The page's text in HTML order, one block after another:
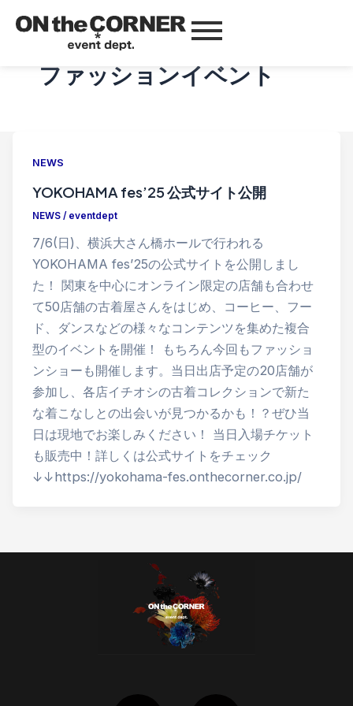
ファッションイベント
NEWS
YOKOHAMA fes’25 公式サイト公開
NEWS / eventdept
7/6(日)、横浜大さん橋ホールで行われる
YOKOHAMA fes’25の公式サイトを公開しまし
た！ 関東を中心にオンライン限定の店舗も合わせ
て50店舗の古着屋さんをはじめ、コーヒー、フー
ド、ダンスなどの様々なコンテンツを集めた複合
型のイベントを開催！ もちろん今回もファッショ
ンショーも開催します。当日出店予定の20店舗が
参加し、各店イチオシの古着コレクションで新た
な着こなしとの出会いが見つかるかも！？ぜひ当
日は現地でお楽しみください！ 当日入場チケット
も販売中！詳しくは公式サイトをチェック
↓↓https://yokohama-fes.onthecorner.co.jp/